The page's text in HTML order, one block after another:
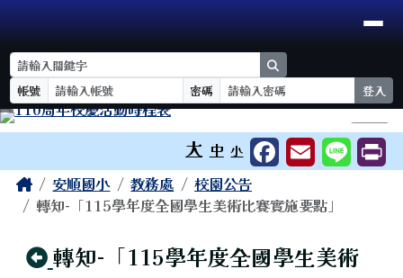
跳至主內容區
臺南市安順國小
導覽列
帳號
密碼 登入
⏸
大 中 小
主內容區域
Home安順國小 教務處
校園公告
轉知-「115學年度全國學生美術比賽實施要點」
回上頁
轉知-「115學年度全國學生美術
頁尾區域